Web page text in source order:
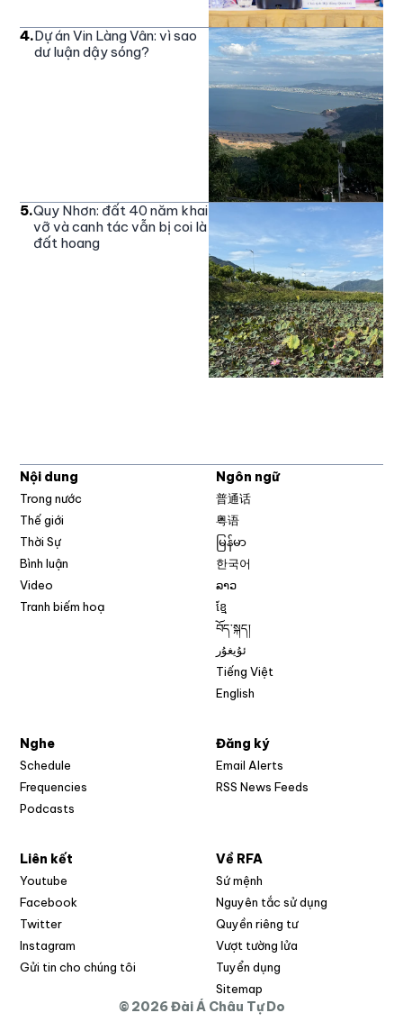
4.Dự án Vin Làng Vân: vì sao
dư luận dậy sóng?
5.Quy Nhơn: đất 40 năm khai
vỡ và canh tác vẫn bị coi là
đất hoang
Nội dung
Trong nước
Thế giới
Thời Sự
Bình luận
Video
Tranh biếm hoạ
Ngôn ngữ
普通话
粤语
မြန်မာ
한국어
ລາວ
ខ្មែ
བོད་སྐད།
ئۇيغۇر
Tiếng Việt
English
Nghe
Schedule
Frequencies
Podcasts
Đăng ký
Email Alerts
RSS News Feeds
Liên kết
Youtube
Facebook
Twitter
Instagram
Gửi tin cho chúng tôi
Về RFA
Sứ mệnh
Nguyên tắc sử dụng
Quyền riêng tư
Vượt tường lửa
Tuyển dụng
Sitemap
© 2026 Đài Á Châu Tự Do